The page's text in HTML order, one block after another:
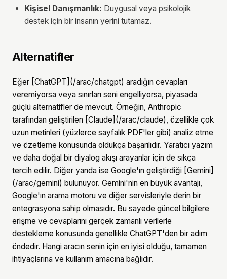
Kişisel Danışmanlık: Duygusal veya psikolojik
destek için bir insanın yerini tutamaz.
Alternatifler
Eğer [ChatGPT](/arac/chatgpt) aradığın cevapları
veremiyorsa veya sınırları seni engelliyorsa, piyasada
güçlü alternatifler de mevcut. Örneğin, Anthropic
tarafından geliştirilen [Claude](/arac/claude), özellikle çok
uzun metinleri (yüzlerce sayfalık PDF'ler gibi) analiz etme
ve özetleme konusunda oldukça başarılıdır. Yaratıcı yazım
ve daha doğal bir diyalog akışı arayanlar için de sıkça
tercih edilir. Diğer yanda ise Google'ın geliştirdiği [Gemini]
(/arac/gemini) bulunuyor. Gemini'nin en büyük avantajı,
Google'ın arama motoru ve diğer servisleriyle derin bir
entegrasyona sahip olmasıdır. Bu sayede güncel bilgilere
erişme ve cevaplarını gerçek zamanlı verilerle
destekleme konusunda genellikle ChatGPT'den bir adım
öndedir. Hangi aracın senin için en iyisi olduğu, tamamen
ihtiyaçlarına ve kullanım amacına bağlıdır.